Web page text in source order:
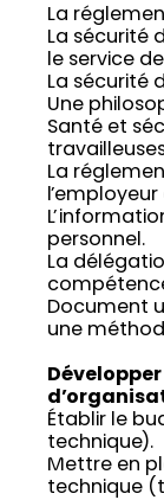
La
La sécurité
le service
La sécurité
Une
Santé et
La
personnel.
La
Document
une
Établir le
technique).
Mettre en
technique